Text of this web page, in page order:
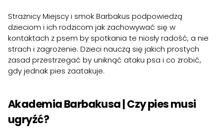
Strażnicy Miejscy i smok Barbakus podpowiedzą
dzieciom i ich rodzicom jak zachowywać się w
kontaktach z psem by spotkania te niosły radość, a nie
strach i zagrożenie. Dzieci nauczą się jakich prostych
zasad przestrzegać by uniknąć ataku psa i co zrobić,
gdy jednak pies zaatakuje.
Akademia Barbakusa | Czy pies musi
ugryźć?